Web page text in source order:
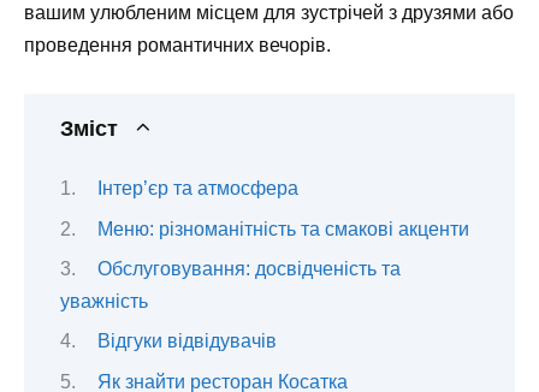
вашим улюбленим місцем для зустрічей з друзями або
проведення романтичних вечорів.
Зміст
Інтер’єр та атмосфера
Меню: різноманітність та смакові акценти
Обслуговування: досвідченість та
уважність
Відгуки відвідувачів
Як знайти ресторан Косатка